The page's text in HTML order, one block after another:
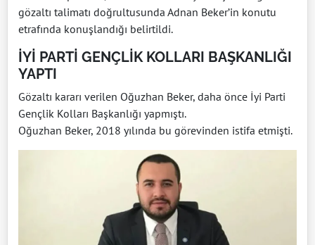
gözaltı talimatı doğrultusunda Adnan Beker’in konutu
etrafında konuşlandığı belirtildi.
İYİ PARTİ GENÇLİK KOLLARI BAŞKANLIĞI
YAPTI
Gözaltı kararı verilen Oğuzhan Beker, daha önce İyi Parti
Gençlik Kolları Başkanlığı yapmıştı.
Oğuzhan Beker, 2018 yılında bu görevinden istifa etmişti.